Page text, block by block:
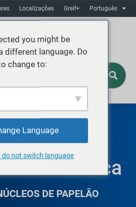
Localizaçôes Greif+ Português
DE GREIF,
Britânica
DE PAPELÃO
you might be
different language. Do
change to:
Language
do not switch language